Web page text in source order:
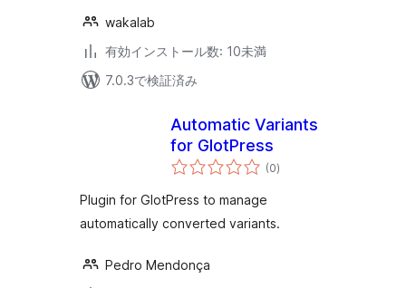
wakalab
有効インストール数: 10未満
7.0.3で検証済み
Automatic Variants
for GlotPress
(0個
の)
Plugin for GlotPress to manage
automatically converted variants.
Pedro Mendonça